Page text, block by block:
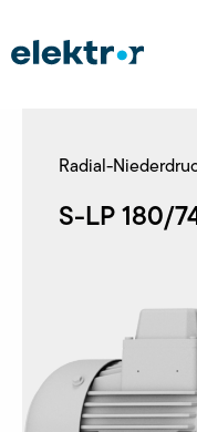
Radial-
S-LP 180/